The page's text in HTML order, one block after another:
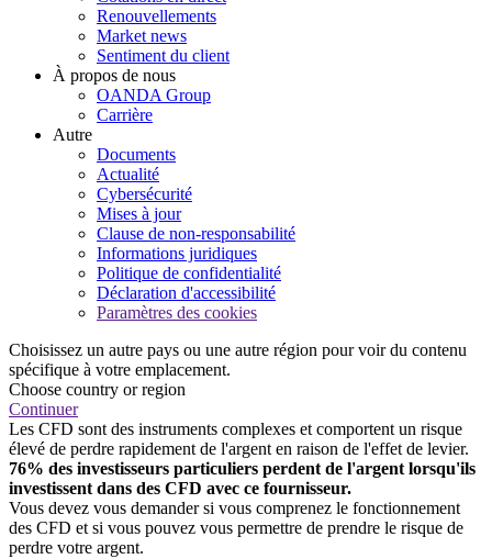
Renouvellements
Market news
Sentiment du client
À propos de nous
OANDA Group
Carrière
Autre
Documents
Actualité
Cybersécurité
Mises à jour
Clause de non-responsabilité
Informations juridiques
Politique de confidentialité
Déclaration d'accessibilité
Paramètres des cookies
Choisissez un autre pays ou une autre région pour voir du contenu
spécifique à votre emplacement.
Choose country or region
Continuer
Les CFD sont des instruments complexes et comportent un risque
élevé de perdre rapidement de l'argent en raison de l'effet de levier.
76% des investisseurs particuliers perdent de l'argent lorsqu'ils
investissent dans des CFD avec ce fournisseur.
Vous devez vous demander si vous comprenez le fonctionnement
des CFD et si vous pouvez vous permettre de prendre le risque de
perdre votre argent.